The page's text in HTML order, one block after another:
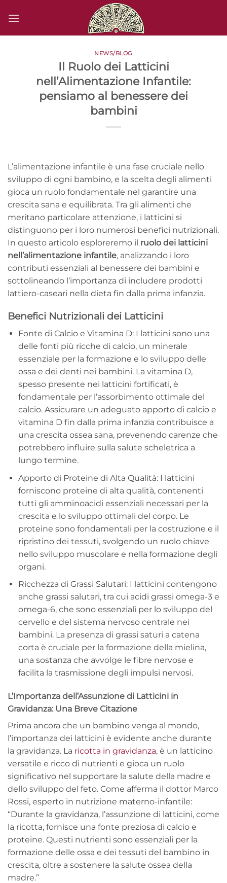
NEWS/BLOG
Il Ruolo dei Latticini
nell’Alimentazione Infantile:
pensiamo al benessere dei
bambini
L’alimentazione infantile è una fase cruciale nello
sviluppo di ogni bambino, e la scelta degli alimenti
gioca un ruolo fondamentale nel garantire una
crescita sana e equilibrata. Tra gli alimenti che
meritano particolare attenzione, i latticini si
distinguono per i loro numerosi benefici nutrizionali.
In questo articolo esploreremo il ruolo dei latticini
nell’alimentazione infantile, analizzando i loro
contributi essenziali al benessere dei bambini e
sottolineando l’importanza di includere prodotti
lattiero-caseari nella dieta fin dalla prima infanzia.
Benefici Nutrizionali dei Latticini
Fonte di Calcio e Vitamina D: I latticini sono una
delle fonti più ricche di calcio, un minerale
essenziale per la formazione e lo sviluppo delle
ossa e dei denti nei bambini. La vitamina D,
spesso presente nei latticini fortificati, è
fondamentale per l’assorbimento ottimale del
calcio. Assicurare un adeguato apporto di calcio e
vitamina D fin dalla prima infanzia contribuisce a
una crescita ossea sana, prevenendo carenze che
potrebbero influire sulla salute scheletrica a
lungo termine.
Apporto di Proteine di Alta Qualità: I latticini
forniscono proteine di alta qualità, contenenti
tutti gli amminoacidi essenziali necessari per la
crescita e lo sviluppo ottimali del corpo. Le
proteine sono fondamentali per la costruzione e il
ripristino dei tessuti, svolgendo un ruolo chiave
nello sviluppo muscolare e nella formazione degli
organi.
Ricchezza di Grassi Salutari: I latticini contengono
anche grassi salutari, tra cui acidi grassi omega-3 e
omega-6, che sono essenziali per lo sviluppo del
cervello e del sistema nervoso centrale nei
bambini. La presenza di grassi saturi a catena
corta è cruciale per la formazione della mielina,
una sostanza che avvolge le fibre nervose e
facilita la trasmissione degli impulsi nervosi.
L’Importanza dell’Assunzione di Latticini in
Gravidanza: Una Breve Citazione
Prima ancora che un bambino venga al mondo,
l’importanza dei latticini è evidente anche durante
la gravidanza. La ricotta in gravidanza, è un latticino
versatile e ricco di nutrienti e gioca un ruolo
significativo nel supportare la salute della madre e
dello sviluppo del feto. Come afferma il dottor Marco
Rossi, esperto in nutrizione materno-infantile:
“Durante la gravidanza, l’assunzione di latticini, come
la ricotta, fornisce una fonte preziosa di calcio e
proteine. Questi nutrienti sono essenziali per la
formazione delle ossa e dei tessuti del bambino in
crescita, oltre a sostenere la salute ossea della
madre.”